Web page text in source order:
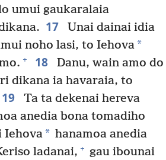
umui gaukaralaia
17
Unai dainai idia
noho lasi, to Iehova*
+ 18
Danu, wain amo do
dikana ia havaraia, to
19
Ta ta dekenai hereva
anedia bona tomadiho
Iehova* hanamoa anedia
ladanai, + gau ibounai